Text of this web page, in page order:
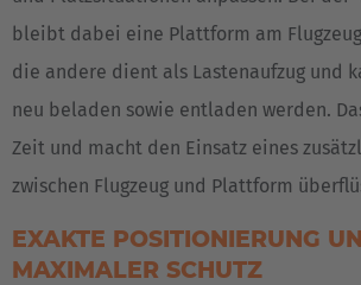
bleibt dabei eine Plattform am
die andere dient als Lastenaufzug und
neu beladen sowie entladen werden.
Zeit und macht den Einsatz eines
zwischen Flugzeug und Plattform
EXAKTE POSITIONIERUNG
MAXIMALER SCHUTZ